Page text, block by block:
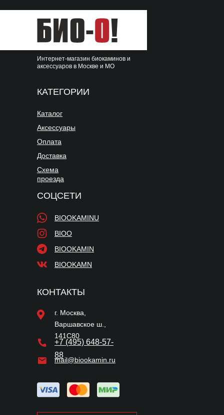
КОНТАКТЫ
+7 (495) 648-57-
88
г. Москва,
Варшавское ш.,
141С80
mail@biookamin.ru
КАТЕГОРИИ
Аксессуары
Каталог
Оплата
Доставка
Схема
проезда
СОЦСЕТИ
BIOO
BIOOKAMINU
Интернет-магазин биокаминов и
аксессуаров в Москве и МО
BIOOKAMIN
BIOOKAMN